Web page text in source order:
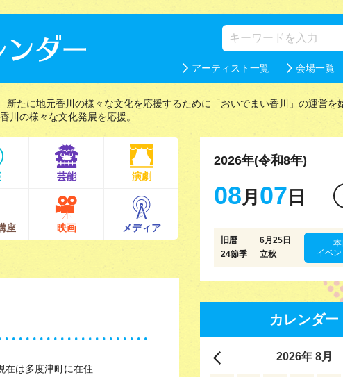
アーティスト一覧 会場一覧
新たに地元香川の様々な文化を応援するために「おいでまい香川」の運営を
香川の様々な文化発展を応援。
芸能 演劇
座 映画 メディア
在は多度津町に在住
2026年(令和8年)
08月 07 日
旧暦
6月25日
24節季
立秋
イベ
カレンダー
2026年 8月